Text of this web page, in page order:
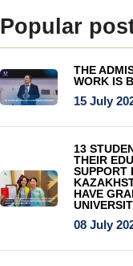
Popular
THE
WORK IS
15 July
13
THEIR
SUPPORT
HAVE
08 July